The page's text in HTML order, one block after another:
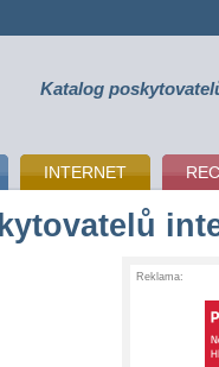
Katalog
INTERNET
Reklama: